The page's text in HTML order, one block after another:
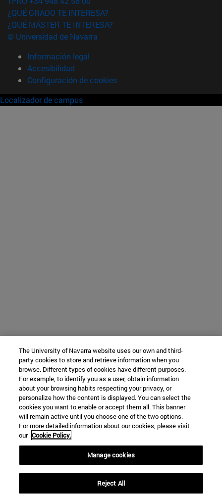
¿QUÉ GRADO TE INTERESA?
¿QUÉ MÁSTER TE INTERESA?
© Universidad de Navarra
Información legal
Accesibilidad
Configuración de cookies
Localizador de campus
The University of Navarra website uses our own and third-
party cookies to store and retrieve information when you
browse. Different types of cookies have different purposes.
For example, to identify you as a user, obtain information
about your browsing habits respecting your privacy, or
personalize how the content is displayed. You can select the
cookies you want to enable or accept them all. This banner
will remain active until you choose one of the two options.
For more detailed information about our cookies, please visit
our Cookie Policy.
Manage cookies
Reject All